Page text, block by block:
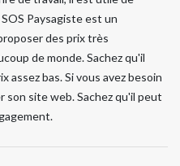
Paysagiste est un
des prix très
de monde. Sachez qu'il
bas. Si vous avez besoin
site web. Sachez qu'il peut